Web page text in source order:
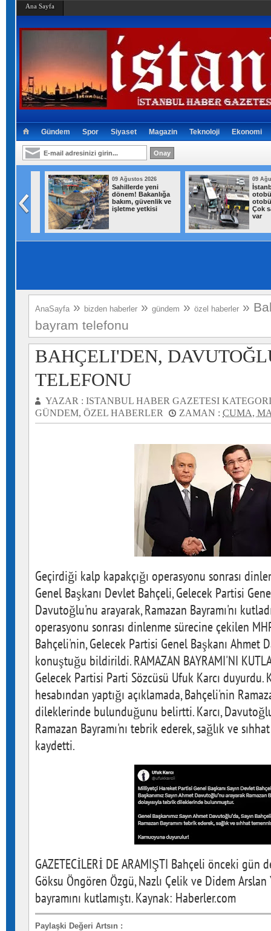
Ana Sayfa
Gündem Spor Siyaset Magazin Teknoloji Ekonomi
09 Ağustos 2026
Sahillerde yeni
dönem! Bakanlığa
bakım, güvenlik ve
işletme yetkisi
09
otobüsü,
Çok
var
AnaSayfa » bizden haberler » gündem » özel haberler »
bayram telefonu
BAHÇELI'DEN,
TELEFONU
YAZAR : ISTANBUL HABER GAZETESI
GÜNDEM, ÖZEL HABERLER ZAMAN : CUMA,
Geçirdiği kalp kapakçığı operasyonu sonrası
Genel Başkanı Devlet Bahçeli, Gelecek Partisi
Davutoğlu'nu arayarak, Ramazan Bayramı'nı
operasyonu sonrası dinlenme sürecine çekilen
Bahçeli'nin, Gelecek Partisi Genel Başkanı
konuştuğu bildirildi. RAMAZAN BAYRAMI'NI
Gelecek Partisi Parti Sözcüsü Ufuk Karcı duyurdu.
hesabından yaptığı açıklamada, Bahçeli'nin
dileklerinde bulunduğunu belirtti. Karcı,
Ramazan Bayramı'nı tebrik ederek, sağlık ve
kaydetti.
GAZETECİLERİ DE ARAMIŞTI Bahçeli önceki gün
Göksu Öngören Özgü, Nazlı Çelik ve Didem
bayramını kutlamıştı. Kaynak: Haberler.com
Paylaşki Değeri Artsın :